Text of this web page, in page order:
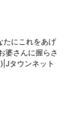
たにこれをあげ
婆さんに握らさ
タウンネット